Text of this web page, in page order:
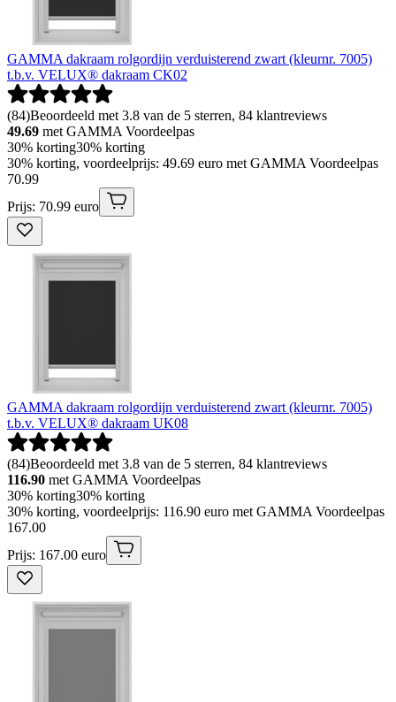
GAMMA dakraam rolgordijn verduisterend zwart (kleurnr. 7005)
t.b.v. VELUX® dakraam CK02
(84)Beoordeeld met 3.8 van de 5 sterren, 84 klantreviews
49.69 met GAMMA Voordeelpas
30% korting30% korting
30% korting, voordeelprijs: 49.69 euro met GAMMA Voordeelpas
70.99
Prijs: 70.99 euro
GAMMA dakraam rolgordijn verduisterend zwart (kleurnr. 7005)
t.b.v. VELUX® dakraam UK08
(84)Beoordeeld met 3.8 van de 5 sterren, 84 klantreviews
116.90 met GAMMA Voordeelpas
30% korting30% korting
30% korting, voordeelprijs: 116.90 euro met GAMMA Voordeelpas
167.00
Prijs: 167.00 euro